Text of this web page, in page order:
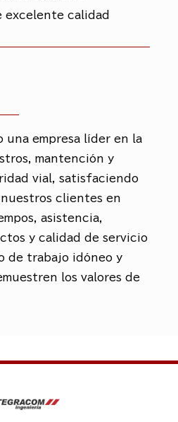
excelente calidad
una empresa líder en la
mantención y
vial, satisfaciendo
nuestros clientes en
asistencia,
y calidad de servicio
de trabajo idóneo y
los valores de